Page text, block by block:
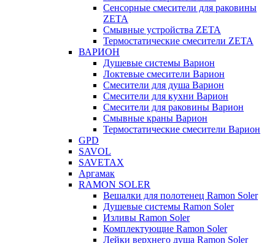
Сенсорные смесители для раковины
ZETA
Смывные устройства ZETA
Термостатические смесители ZETA
ВАРИОН
Душевые системы Варион
Локтевые смесители Варион
Смесители для душа Варион
Смесители для кухни Варион
Смесители для раковины Варион
Смывные краны Варион
Термостатические смесители Варион
GPD
SAVOL
SAVETAX
Аргамак
RAMON SOLER
Вешалки для полотенец Ramon Soler
Душевые системы Ramon Soler
Изливы Ramon Soler
Комплектующие Ramon Soler
Лейки верхнего душа Ramon Soler